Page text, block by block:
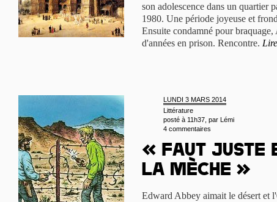
son adolescence dans un quartier
1980. Une période joyeuse et
Ensuite condamné pour
d'années en prison. Rencontre.
LUNDI 3 MARS 2014
Littérature
posté à 11h37, par Lémi
4 commentaires
« Faut juste
la mèche »
Edward Abbey aimait le désert et